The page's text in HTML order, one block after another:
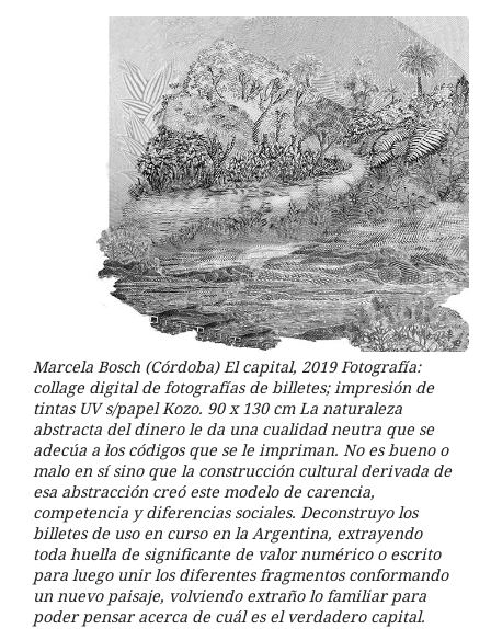
Marcela Bosch (Córdoba) El capital, 2019 Fotografía:
collage digital de fotografías de billetes; impresión de
tintas UV s/papel Kozo. 90 x 130 cm La naturaleza
abstracta del dinero le da una cualidad neutra que se
adecúa a los códigos que se le impriman. No es bueno o
malo en sí sino que la construcción cultural derivada de
esa abstracción creó este modelo de carencia,
competencia y diferencias sociales. Deconstruyo los
billetes de uso en curso en la Argentina, extrayendo
toda huella de significante de valor numérico o escrito
para luego unir los diferentes fragmentos conformando
un nuevo paisaje, volviendo extraño lo familiar para
poder pensar acerca de cuál es el verdadero capital.